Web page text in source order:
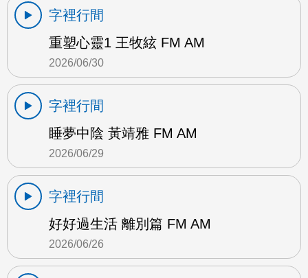
字裡行間
重塑心靈1 王牧絃 FM AM
2026/06/30
字裡行間
睡夢中陰 黃靖雅 FM AM
2026/06/29
字裡行間
好好過生活 離別篇 FM AM
2026/06/26